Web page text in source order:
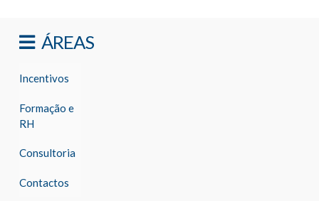
ÁREAS
Incentivos
Formação e
RH
Consultoria
Contactos